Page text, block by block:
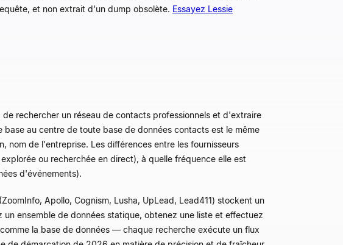
et non extrait d'un dump obsolète. Essayez Lessie
rechercher un réseau de contacts professionnels et d'extraire
au centre de toute base de données contacts est le même
de l'entreprise. Les différences entre les fournisseurs
ou recherchée en direct), à quelle fréquence elle est
d'événements).
(ZoomInfo, Apollo, Cognism, Lusha, UpLead, Lead411) stockent un
ensemble de données statique, obtenez une liste et effectuez
la base de données — chaque recherche exécute un flux